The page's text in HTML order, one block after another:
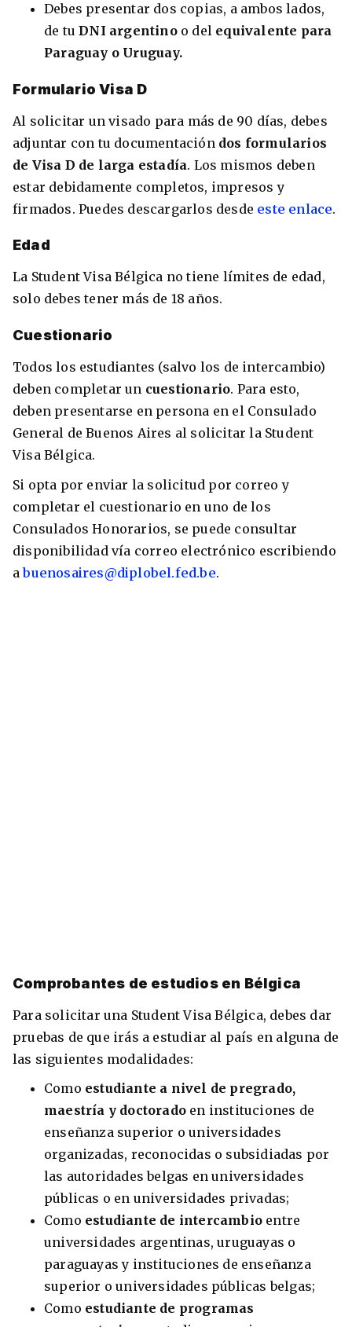
+30 Summer English for Professionals en
Melbourne
Debes presentar dos copias, a ambos lados,
de tuDNI argentino o del equivalente para
Paraguay o Uruguay.
Formulario Visa D
Al solicitar un visado para más de 90 días, debes
adjuntar con tu documentación dos formularios
de Visa D de larga estadía. Los mismos deben
estar debidamente completos, impresos y
firmados. Puedes descargarlos desde este enlace.
Edad
La Student Visa Bélgica no tiene límites de edad,
solo debes tener más de 18 años.
Cuestionario
Todos los estudiantes (salvo los de intercambio)
deben completar un cuestionario. Para esto,
deben presentarse en persona en el Consulado
General de Buenos Aires al solicitar la Student
Visa Bélgica.
Si opta por enviar la solicitud por correo y
completar el cuestionario en uno de los
Consulados Honorarios, se puede consultar
disponibilidad vía correo electrónico escribiendo
abuenosaires@diplobel.fed.be.
Comprobantes de estudios en Bélgica
Para solicitar una Student Visa Bélgica, debes dar
pruebas de que irás a estudiar al país en alguna de
las siguientes modalidades:
Como estudiante a nivel de pregrado,
maestría y doctorado en instituciones de
enseñanza superior o universidades
organizadas, reconocidas o subsidiadas por
las autoridades belgas en universidades
públicas o en universidades privadas;
Como estudiante de intercambio entre
universidades argentinas, uruguayas o
paraguayas y instituciones de enseñanza
superior o universidades públicas belgas;
Como estudiante de programas